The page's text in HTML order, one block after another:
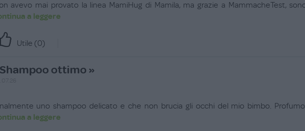
avevo mai provato la linea MamiHug di Mamila, ma grazie a MammacheTest,
a leggere
Utile (0)
ottimo »
uno shampoo delicato e che non brucia gli occhi del mio bimbo.
a leggere